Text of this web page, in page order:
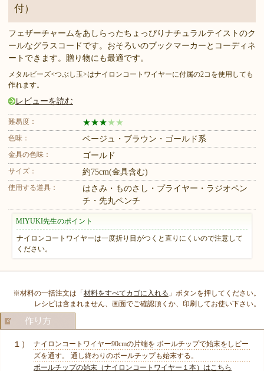
付）
フェザーチャームをあしらったちょっぴりナチュラルテイストのク
ールなグラスコードです。おそろいのブックマーカーとコーディネ
ートできます。贈り物にも最適です。
メタルビーズ<つぶし玉>はナイロンコートワイヤーに付属の2コを使用しても
作れます。
レビューを読む
難易度： ★★★ ★ ★
色味： ベージュ・ブラウン・ゴールド系
金具の色味： ゴールド
サイズ： 約75cm(金具含む)
使用する道具：
はさみ・ものさし・プライヤー・ラジオペン
チ・先丸ペンチ
MIYUKI先生のポイント
ナイロンコートワイヤーは一度折り目がつくと直りにくいので注意して
ください。
※材料の一括注文は「材料をすべてカゴに入れる 」ボタンを押してください。
レシピは含まれません、画面でご確認頂くか、印刷してお使い下さい。
１）
ナイロンコートワイヤー90cmの片端を ボールチップで始末をしビー
ズを通す。 通し終わりのボールチップも始末する。
ボールチップの始末（ナイロンコートワイヤー１本）はこちら